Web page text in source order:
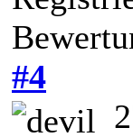
#4